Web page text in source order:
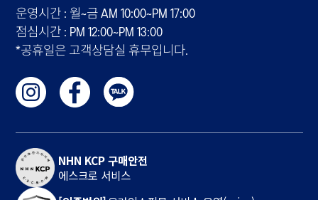
운영시간 : 월~금 AM 10:00~PM 17:00
점심시간 : PM 12:00~PM 13:00
*공휴일은 고객상담실 휴무입니다.
NHN KCP 구매안전
에스크로 서비스